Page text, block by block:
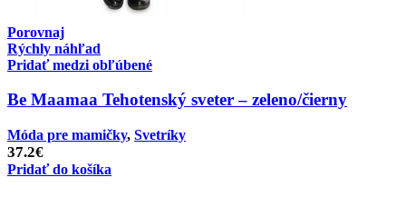
Porovnaj
Rýchly náhľad
Pridať medzi obľúbené
Be Maamaa Tehotenský sveter – zeleno/čierny
Móda pre mamičky, Svetríky
37.2€
Pridať do košíka